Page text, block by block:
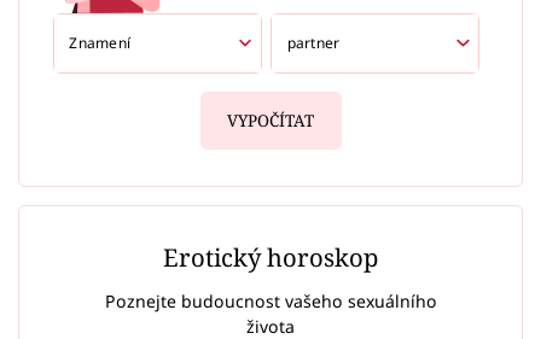
VYPOČÍTAT
Erotický horoskop
Poznejte budoucnost vašeho sexuálního
života